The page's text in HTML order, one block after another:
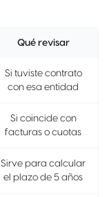
Qué revisar
Si tuviste contrato
con esa entidad
Si coincide con
facturas o cuotas
Sirve para calcular
el plazo de 5 años